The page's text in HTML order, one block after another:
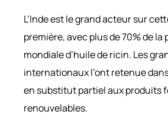
L’Inde est le grand acteur sur
première, avec plus de 70% de
mondiale d’huile de ricin. Les
internationaux l’ont retenue
en substitut partiel aux produits
renouvelables.